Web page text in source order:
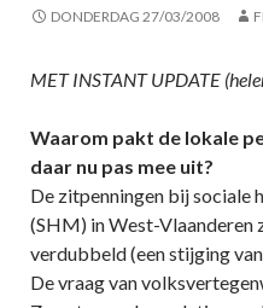
DONDERDAG 27/03/2008
MET INSTANT UPDATE
Waarom pakt de lokale
daar nu pas mee uit?
De zitpenningen bij sociale
(SHM) in West-Vlaanderen
verdubbeld (een stijging
De vraag van